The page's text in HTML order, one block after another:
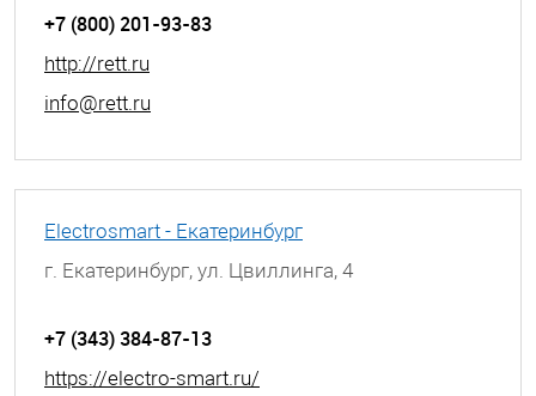
+7 (800) 201-93-83
http://rett.ru
info@rett.ru
Electrosmart - Екатеринбург
г. Екатеринбург, ул. Цвиллинга, 4
+7 (343) 384-87-13
https://electro-smart.ru/